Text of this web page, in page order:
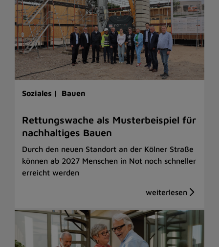
Soziales | Bauen
Rettungswache als Musterbeispiel für
nachhaltiges Bauen
Durch den neuen Standort an der Kölner Straße
können ab 2027 Menschen in Not noch schneller
erreicht werden